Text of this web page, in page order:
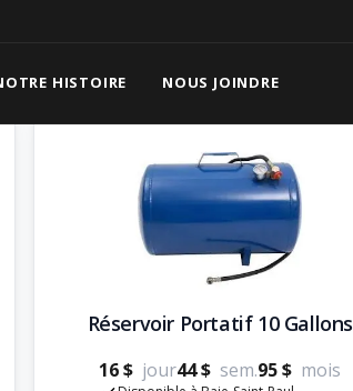
HISTOIRE NOUS JOINDRE
Réservoir Portatif 10 Gallons
16 $ jour44 $ sem.95 $ mois